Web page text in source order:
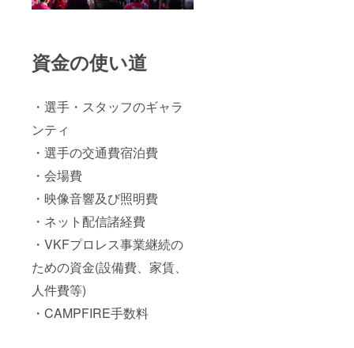
資金の使い道
・選手・スタッフのギャラ
ンティ
・選手の交通費宿泊費
・会場費
・映像音響及び照明費
・ネット配信諸経費
・VKFプロレス事業継続の
ための資金(設備費、家賃、
人件費等)
・CAMPFIRE手数料